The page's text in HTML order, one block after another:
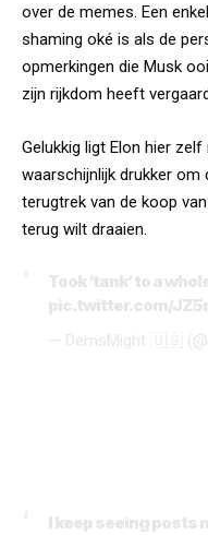
over de memes. Een
shaming oké is als de
opmerkingen die Musk
zijn rijkdom heeft
Gelukkig ligt Elon hier
waarschijnlijk drukker om
terugtrek van de koop
terug wilt draaien.
Took ‘tank’ to a
pic.twitter.com/
— DemsMight 🇺🇸
I keep seeing posts